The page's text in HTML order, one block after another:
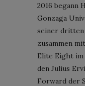
2016 begann
Gonzaga
seiner dritten
zusammen
Elite Eight
den Julius
Forward der